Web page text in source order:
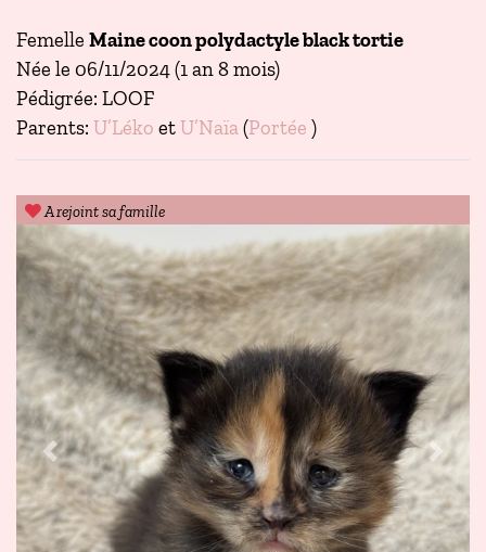
A rejoint sa famille
Previous Next
Femelle Maine coon polydactyle black tortie
Née le 06/11/2024 (1 an 8 mois)
Pédigrée: LOOF
Parents: U’Léko etU’Naïa(Portée )